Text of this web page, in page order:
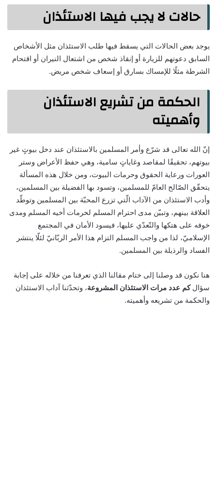
حالات لا يجب فيها الاستئذان
يوجد بعض الحالات التي يسقط فيها طلب الاستئذان مثل الأشخاص
السابق دعوتهم للزيارة أو إنقاذ شخص من اشتعال النيران أو اقتحام
الشرطة مثلًا للإمساك بسارق أو إسعاف شخص مريض.
الحكمة من تشريع الاستئذان
وأهميته
إنّ الله تعالى قد شرّع وأمر المسلمين بالاستئذان عند دخل بيوتٍ غير
بيوتهم، تحقيقًا لمقاصد وغاياتٍ سامية، وهي حفظ الأعراض وستر
العورات ورعاية الحقوق وحرمات البيوت، ومن خلال هذه المسألة
يتحقّق الصّالح العامّ للمسلمين، وتسود بها الفضيلة بين المسلمين،
وأدب الاستئذان من الآداب الّتي تزرع المحبّة بين المسلمين وتوطّد
العلاقة بينهم، وتبيّن مدى احترام المسلم لحرمات أخيه المسلم ومدى
خوفه على هتكها والتّعدّي عليها، فيسود الأمان في المجتمع
الإسلاميّ، لذا من واجب المسلم التزام هذا الأمر الربّانيّ لئلّا ينتشر
الفساد والرذيلة بين المسلمين.
هنا نكون قد وصلنا إلى ختام مقالنا الذي تعرفنا من خلاله على إجابة
سؤالكم عدد مرات الاستئذان المشروعة، وتحدّثنا آداب الاستئذان
والحكمة من تشريعه وأهميته.